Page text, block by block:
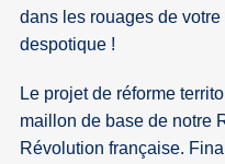
dans les rouages de
despotique !
Le projet de réforme
maillon de base de notre
Révolution française.